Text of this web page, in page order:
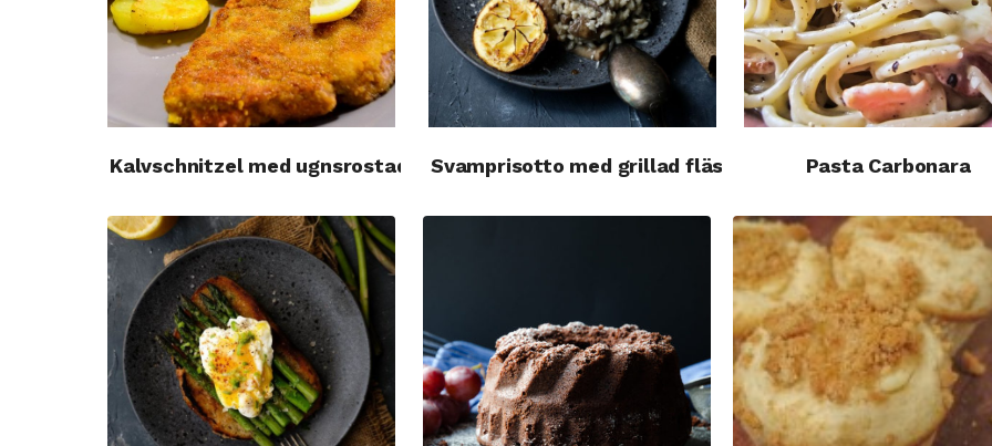
Kalvschnitzel med ugnsrostade krispiga potatisskivor
Svamprisotto med grillad fläskfilé Pasta Carbonara